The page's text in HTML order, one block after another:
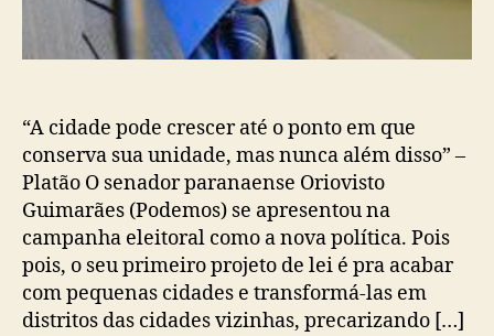
“A cidade pode crescer até o ponto em que
conserva sua unidade, mas nunca além disso” –
Platão O senador paranaense Oriovisto
Guimarães (Podemos) se apresentou na
campanha eleitoral como a nova política. Pois
pois, o seu primeiro projeto de lei é pra acabar
com pequenas cidades e transformá-las em
distritos das cidades vizinhas, precarizando […]